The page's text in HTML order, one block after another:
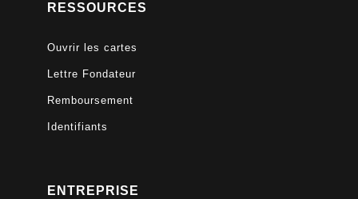
RESSOURCES
Ouvrir les cartes
Lettre Fondateur
Remboursement
Identifiants
ENTREPRISE